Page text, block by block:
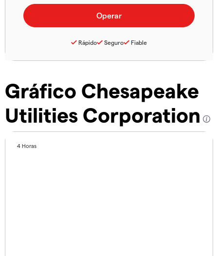
Gráfico Chesapeake
Utilities Corporation
4 Horas
Rápido Seguro Fiable